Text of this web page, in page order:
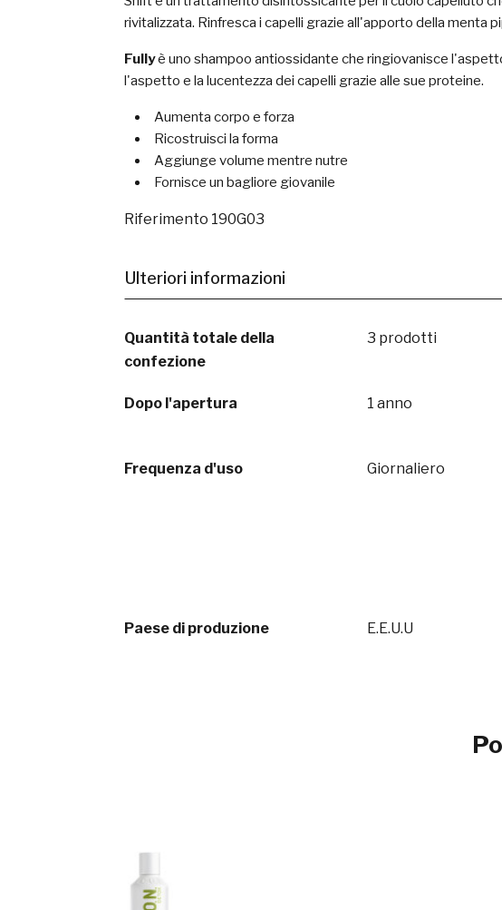
rivitalizzata. Rinfresca i capelli grazie all'apporto della menta
Fullyè uno shampoo antiossidante che ringiovanisce
l'aspetto e la lucentezza dei capelli grazie alle sue proteine.
Aumenta corpo e forza
Ricostruisci la forma
Aggiunge volume mentre nutre
Fornisce un bagliore giovanile
Riferimento 190G03
Ulteriori informazioni
Quantità totale della
confezione
3 prodotti
Dopo l'apertura 1 anno
Frequenza d'uso Giornaliero
Paese di produzione E.E.U.U